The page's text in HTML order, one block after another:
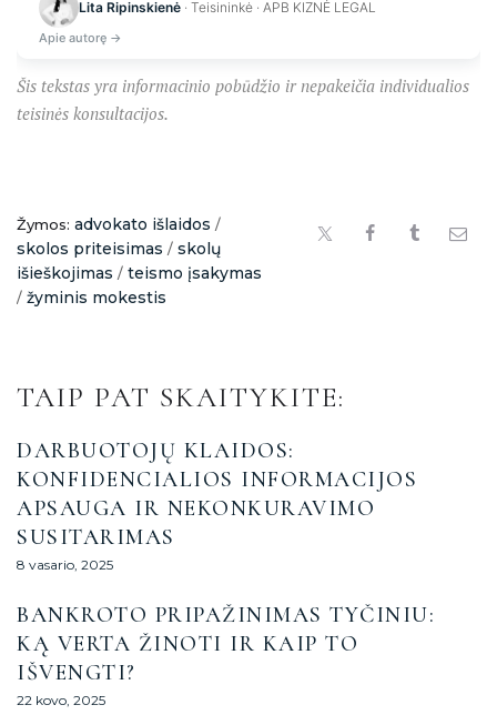
Lita Ripinskienė · Teisininkė · APB KIZNĖ LEGAL
Apie autorę →
Šis tekstas yra informacinio pobūdžio ir nepakeičia individualios
teisinės konsultacijos.
Žymos: advokato išlaidos /
skolos priteisimas / skolų
išieškojimas / teismo įsakymas
/ žyminis mokestis
TAIP PAT SKAITYKITE:
DARBUOTOJŲ KLAIDOS:
KONFIDENCIALIOS INFORMACIJOS
APSAUGA IR NEKONKURAVIMO
SUSITARIMAS
8 vasario, 2025
BANKROTO PRIPAŽINIMAS TYČINIU:
KĄ VERTA ŽINOTI IR KAIP TO
IŠVENGTI?
22 kovo, 2025